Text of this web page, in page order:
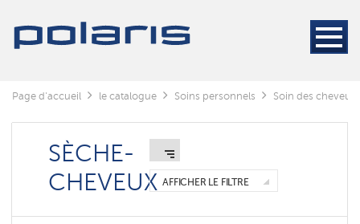
Page d'accueil le catalogue Soins personnels Soin des cheveux
SÈCHE-
CHEVEUX AFFICHER LE FILTRE
Sèche-
Sèches
avec
peigne
pliables